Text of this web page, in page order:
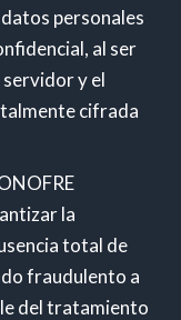
personales
al ser
y el
cifrada
la
total de
fraudulento a
del tratamiento